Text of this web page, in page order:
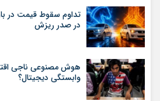
در صدر ریزش
هوش مصنوعی ناجی
وابستگی دیجیتال؟